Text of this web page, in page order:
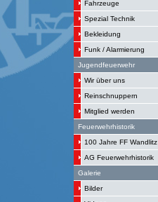
Fahrzeuge
Spezial Technik
Bekleidung
Funk / Alarmierung
Jugendfeuerwehr
Wir über uns
Reinschnuppern
Mitglied werden
Feuerwehrhistorik
100 Jahre FF Wandlitz
AG Feuerwehrhistorik
Galerie
Bilder